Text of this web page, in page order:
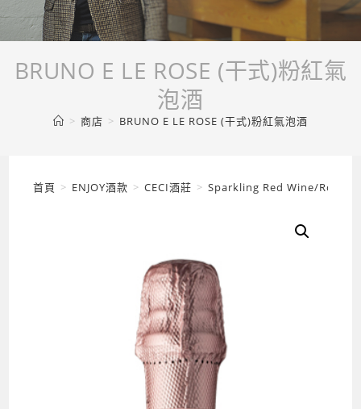
BRUNO E LE ROSE (干式)粉紅氣
泡酒
> 商店 > BRUNO E LE ROSE (干式)粉紅氣泡酒
首頁 > ENJOY酒款 > CECI酒莊 > Sparkling Red Wine/Rose